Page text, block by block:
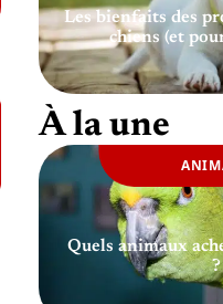
Les bienfaits des
chiens (et
À la une
Quels animaux
?